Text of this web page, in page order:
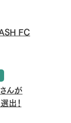
FC
んが
出！